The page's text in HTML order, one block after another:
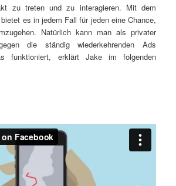
zu treten und zu interagieren. Mit dem
es in jedem Fall für jeden eine Chance,
Natürlich kann man als privater
die ständig wiederkehrenden Ads
funktioniert, erklärt Jake im folgenden